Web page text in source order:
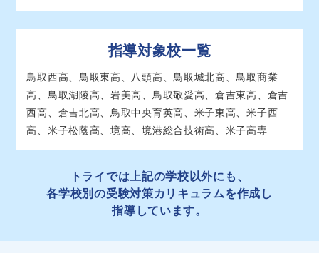
35
33
32
指導対象校⼀覧
鳥取西高、鳥取東高、八頭高、鳥取城北高、鳥取商業
高、鳥取湖陵高、岩美高、鳥取敬愛高、倉吉東高、倉吉
西高、倉吉北高、鳥取中央育英高、米子東高、米子西
高、米子松蔭高、境高、境港総合技術高、米子高専
トライでは上記の学校以外にも、
各学校別の受験対策カリキュラムを作成し
指導しています。